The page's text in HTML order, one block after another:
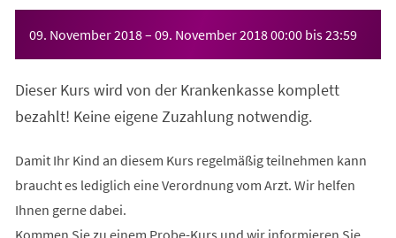
09. November 2018– 09. November 201800:00 bis23:59
Dieser Kurs wird von der Krankenkasse komplett
bezahlt! Keine eigene Zuzahlung notwendig.
Damit Ihr Kind an diesem Kurs regelmäßig teilnehmen kann
braucht es lediglich eine Verordnung vom Arzt. Wir helfen
Ihnen gerne dabei.
Kommen Sie zu einem Probe-Kurs und wir informieren Sie